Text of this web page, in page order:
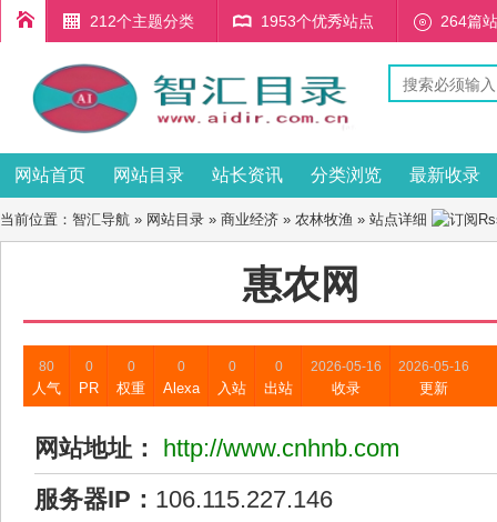
212个主题分类 1953个优秀站点 264篇
网站首页 网站目录 站长资讯 分类浏览 最新收录
当前位置： 智汇导航 » 网站目录 » 商业经济 » 农林牧渔 » 站点详细
惠农网
80
人气
0
PR
0
权重
0
Alexa
0
入站
0
出站
2026-05-16
收录
2026-05-16
更新
网站地址：
http://www.cnhnb.com
服务器IP： 106.115.227.146